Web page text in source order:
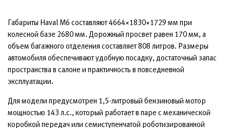
Габариты Haval M6 составляют 4664×1830×1729 мм при
колесной базе 2680 мм. Дорожный просвет равен 170 мм, а
объем багажного отделения составляет 808 литров. Размеры
автомобиля обеспечивают удобную посадку, достаточный запас
пространства в салоне и практичность в повседневной
эксплуатации.
Для модели предусмотрен 1,5-литровый бензиновый мотор
мощностью 143 л.с., который работает в паре с механической
коробкой передач или семиступенчатой роботизированной